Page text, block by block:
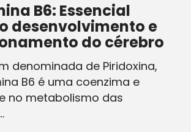
B6: Essencial
desenvolvimento e
do cérebro
denominada de Piridoxina,
B6 é uma coenzima e
no metabolismo das